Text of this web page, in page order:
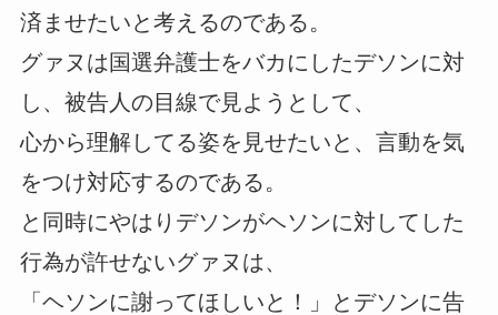
済ませたいと考えるのである。
グァヌは国選弁護士をバカにしたデソンに対
し、被告人の目線で見ようとして、
心から理解してる姿を見せたいと、言動を気
をつけ対応するのである。
と同時にやはりデソンがヘソンに対してした
行為が許せないグァヌは、
「ヘソンに謝ってほしいと！」とデソンに告